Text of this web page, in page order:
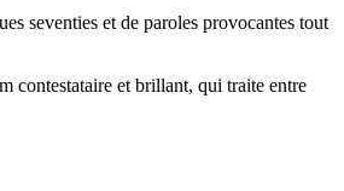
seventies et de paroles provocantes tout
contestataire et brillant, qui traite entre